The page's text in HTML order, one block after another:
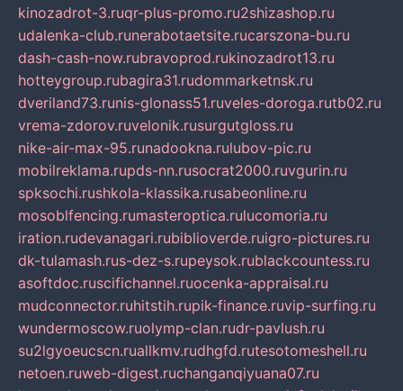
kinozadrot-3.ruqr-plus-promo.ru2shizashop.ru
udalenka-club.runerabotaetsite.rucarszona-bu.ru
dash-cash-now.rubravoprod.rukinozadrot13.ru
hotteygroup.rubagira31.rudommarketnsk.ru
dveriland73.runis-glonass51.ruveles-doroga.rutb02.ru
vrema-zdorov.ruvelonik.rusurgutgloss.ru
nike-air-max-95.runadookna.rulubov-pic.ru
mobilreklama.rupds-nn.rusocrat2000.ruvgurin.ru
spksochi.rushkola-klassika.rusabeonline.ru
mosoblfencing.rumasteroptica.rulucomoria.ru
iration.rudevanagari.rubiblioverde.ruigro-pictures.ru
dk-tulamash.rus-dez-s.rupeysok.rublackcountess.ru
asoftdoc.ruscifichannel.ruocenka-appraisal.ru
mudconnector.ruhitstih.rupik-finance.ruvip-surfing.ru
wundermoscow.ruolymp-clan.rudr-pavlush.ru
su2lgyoeucscn.ruallkmv.rudhgfd.rutesotomeshell.ru
netoen.ruweb-digest.ruchanganqiyuana07.ru